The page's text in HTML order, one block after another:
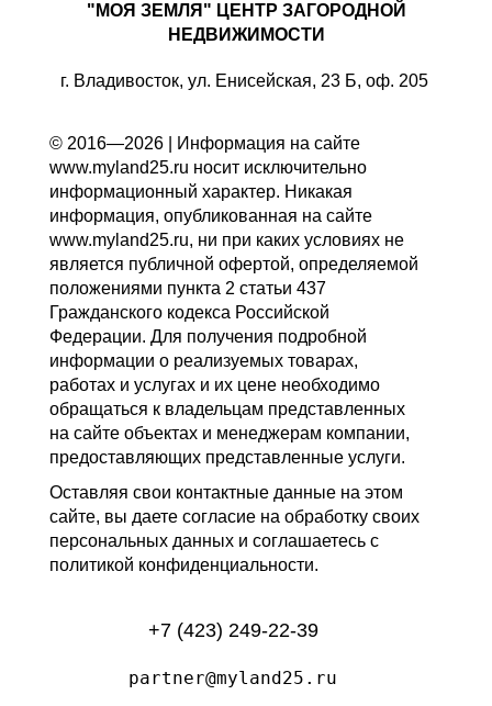
"МОЯ ЗЕМЛЯ" ЦЕНТР ЗАГОРОДНОЙ
НЕДВИЖИМОСТИ
г. Владивосток, ул. Енисейская, 23 Б, оф. 205
© 2016—2026 | Информация на сайте
www.myland25.ru носит исключительно
информационный характер. Никакая
информация, опубликованная на сайте
www.myland25.ru, ни при каких условиях не
является публичной офертой, определяемой
положениями пункта 2 статьи 437
Гражданского кодекса Российской
Федерации. Для получения подробной
информации о реализуемых товарах,
работах и услугах и их цене необходимо
обращаться к владельцам представленных
на сайте объектах и менеджерам компании,
предоставляющих представленные услуги.
Оставляя свои контактные данные на этом
сайте, вы даете согласие на обработку своих
персональных данных и соглашаетесь с
политикой конфиденциальности.
+7 (423) 249-22-39
partner@myland25.ru